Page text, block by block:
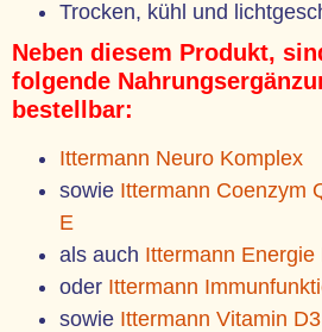
Trocken, kühl und
Neben diesem Produkt,
folgende
bestellbar:
Ittermann Neuro Komplex
sowie Ittermann Coenzym
E
als auch Ittermann Energie
oder Ittermann
sowie Ittermann Vitamin